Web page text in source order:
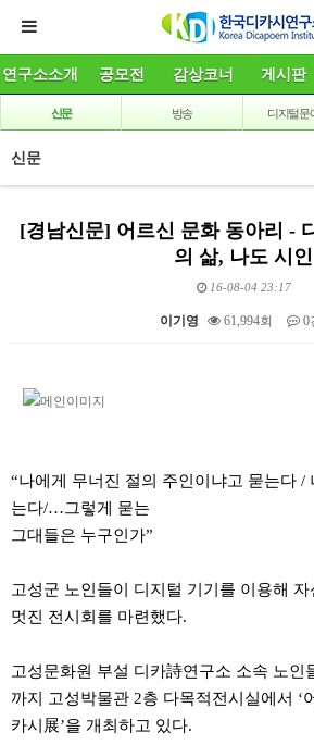
연구소소개 공모전 감상코너 게시판
신문 방송 디지털 문
신문
[경남신문] 어르신 문화 동아리 -
의 삶, 나도 시인
16-08-04 23:17
이기영 61,994회 0
“나에게 무너진 절의 주인이냐고 묻는다 /
는다/…그렇게 묻는
그대들은 누구인가”
고성군 노인들이 디지털 기기를 이용해
멋진 전시회를 마련했다.
고성문화원 부설 디카詩연구소 소속 노인
까지 고성박물관 2층 다목적전시실에서 ‘
카시展’을 개최하고 있다.